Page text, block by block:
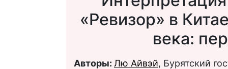
«Ревизор» в
века:
Авторы: Лю Айвэй, Бурятский